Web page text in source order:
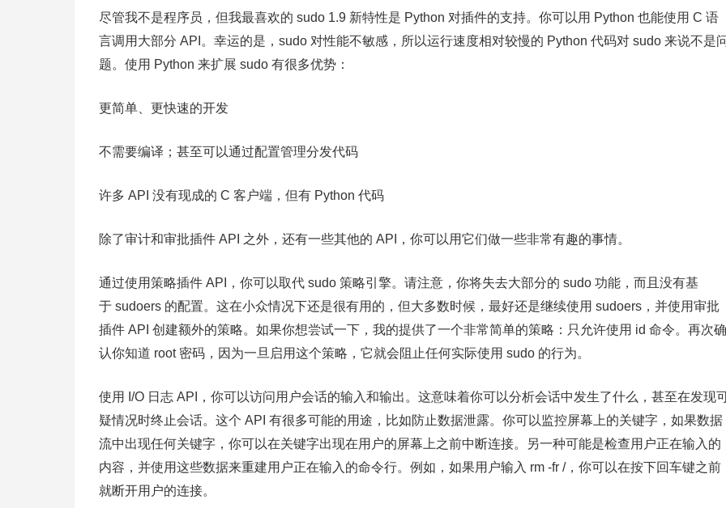
尽管我不是程序员，但我最喜欢的 sudo 1.9 新特性是 Python 对插件的支持。你可以用 Python 也能使用 C 语
言调用大部分 API。幸运的是，sudo 对性能不敏感，所以运行速度相对较慢的 Python 代码对 sudo 来说不是
题。使用 Python 来扩展 sudo 有很多优势：
更简单、更快速的开发
不需要编译；甚至可以通过配置管理分发代码
许多 API 没有现成的 C 客户端，但有 Python 代码
除了审计和审批插件 API 之外，还有一些其他的 API，你可以用它们做一些非常有趣的事情。
通过使用策略插件 API，你可以取代 sudo 策略引擎。请注意，你将失去大部分的 sudo 功能，而且没有基
于 sudoers 的配置。这在小众情况下还是很有用的，但大多数时候，最好还是继续使用 sudoers，并使用审批
插件 API 创建额外的策略。如果你想尝试一下，我的提供了一个非常简单的策略：只允许使用 id 命令。再次确
认你知道 root 密码，因为一旦启用这个策略，它就会阻止任何实际使用 sudo 的行为。
使用 I/O 日志 API，你可以访问用户会话的输入和输出。这意味着你可以分析会话中发生了什么，甚至在发现
疑情况时终止会话。这个 API 有很多可能的用途，比如防止数据泄露。你可以监控屏幕上的关键字，如果数据
流中出现任何关键字，你可以在关键字出现在用户的屏幕上之前中断连接。另一种可能是检查用户正在输入的
内容，并使用这些数据来重建用户正在输入的命令行。例如，如果用户输入 rm -fr /，你可以在按下回车键之前
就断开用户的连接。